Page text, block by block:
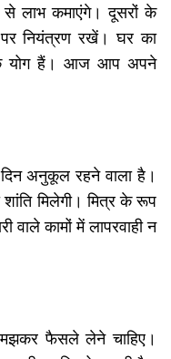
से लाभ कमाएंगे। दूसरों के
नियंत्रण रखें। घर का
के योग हैं। आज आप अपने
अनुकूल रहने वाला है।
मिलेगी। मित्र के रूप
कामों में लापरवाही न
फैसले लेने चाहिए।